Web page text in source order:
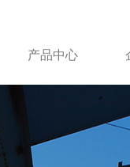
产品中心